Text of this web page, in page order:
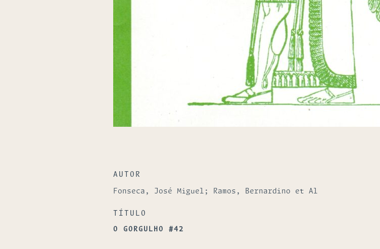
AUTOR
Fonseca, José Miguel; Ramos, Bernardino et Al
TÍTULO
O GORGULHO #42